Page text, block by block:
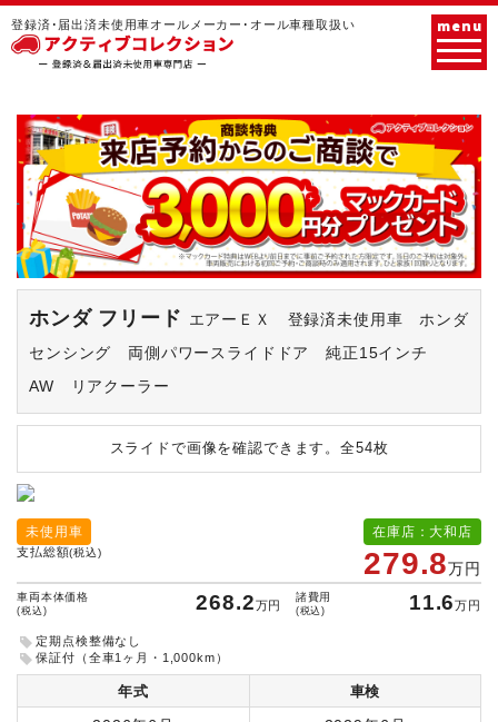
登録済･届出済未使用車オールメーカー･オール車種取扱い menu
ホンダ フリード エアーＥＸ 登録済未使用車 ホンダ
センシング 両側パワースライドドア 純正15インチ
AW リアクーラー
スライドで画像を確認できます。全54枚
在庫店：大和店
未使用車
支払総額(税込) 279.8万円
車両本体価格
(税込) 268.2万円
諸費用
(税込) 11.6万円
定期点検整備なし
保証付（全車1ヶ月・1,000km）
年式 車検